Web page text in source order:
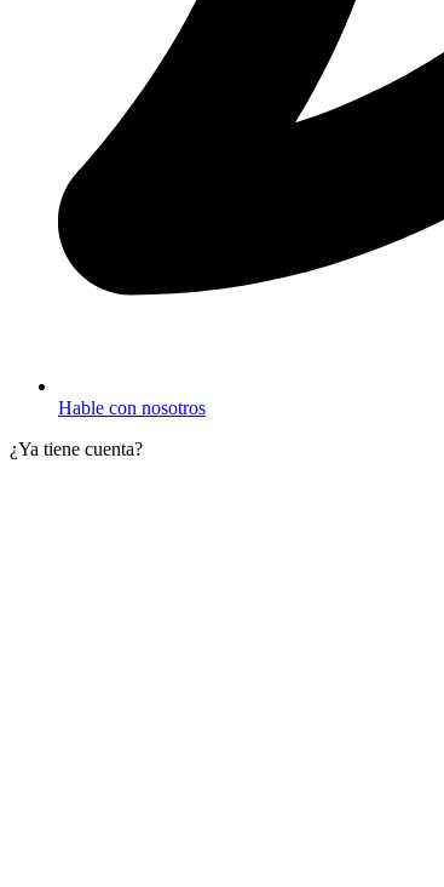
Hable con nosotros
¿Ya tiene cuenta?